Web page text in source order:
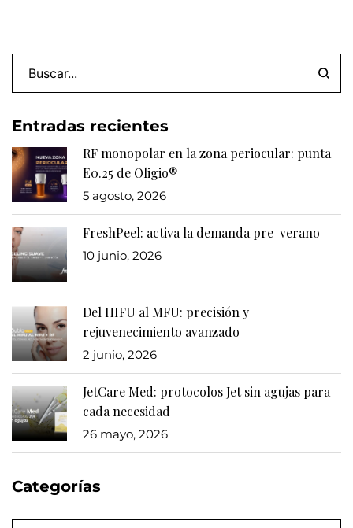
Entradas recientes
RF monopolar en la zona periocular: punta
E0.25 de Oligio®
5 agosto, 2026
FreshPeel: activa la demanda pre-verano
10 junio, 2026
Del HIFU al MFU: precisión y
rejuvenecimiento avanzado
2 junio, 2026
JetCare Med: protocolos Jet sin agujas para
cada necesidad
26 mayo, 2026
Categorías
Categorías